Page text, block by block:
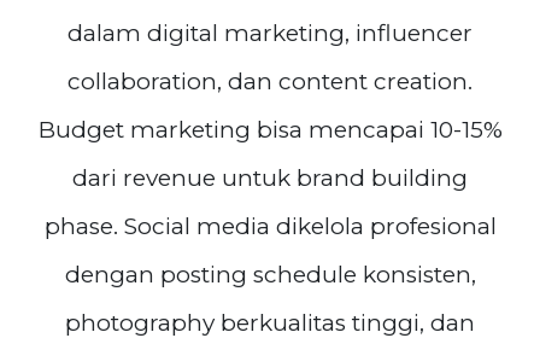
dalam digital marketing, influencer
collaboration, dan content creation.
Budget marketing bisa mencapai 10-15%
dari revenue untuk brand building
phase. Social media dikelola profesional
dengan posting schedule konsisten,
photography berkualitas tinggi, dan